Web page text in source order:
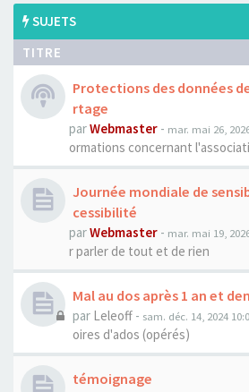
SUJETS
TITRE
Protections des données
rtage
parWebmaster - mar. mai 26,
ormations concernant
Journée mondiale de
cessibilité
parWebmaster - mar. mai 19,
r parler de tout et de rien
Mal au dos après 1 an et
par Leleoff - sam. déc. 14, 2024
oires d'ados (opérés)
témoignage